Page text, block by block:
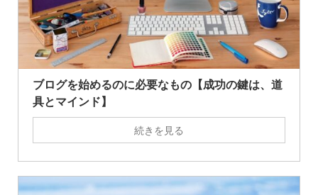
ブログを始めるのに必要なもの【成功の鍵は、道
具とマインド】
続きを見る